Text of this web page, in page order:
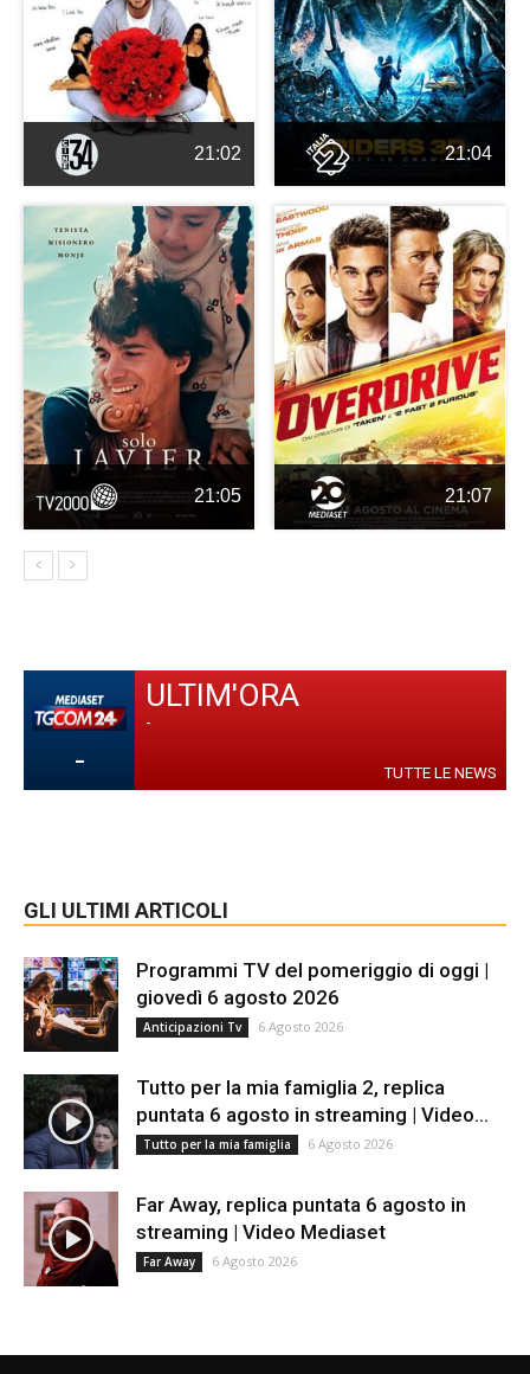
21:02 21:04
21:05 21:07
-
ULTIM'ORA
-
TUTTE LE NEWS
GLI ULTIMI ARTICOLI
Programmi TV del pomeriggio di oggi |
giovedì 6 agosto 2026
Anticipazioni Tv 6 Agosto 2026
Tutto per la mia famiglia 2, replica
puntata 6 agosto in streaming | Video...
Tutto per la mia famiglia 6 Agosto 2026
Far Away, replica puntata 6 agosto in
streaming | Video Mediaset
Far Away 6 Agosto 2026